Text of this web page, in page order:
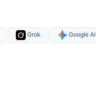
Grok Google AI